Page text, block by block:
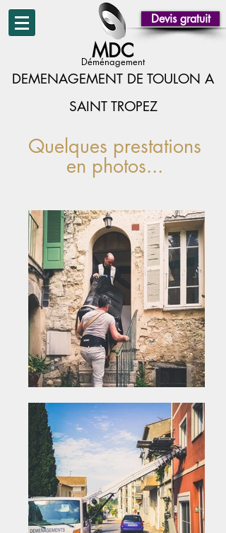
MDC
Déménagement
DEMENAGEMENT DE TOULON A
SAINT TROPEZ
Devis gratuit
Quelques prestations
en photos...